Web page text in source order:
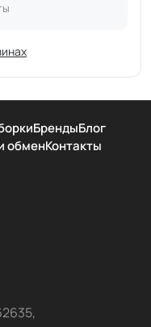
БрендыБлог
обменКонтакты